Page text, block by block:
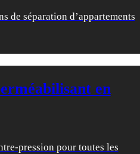
de séparation d’appartements
en
pression pour toutes les